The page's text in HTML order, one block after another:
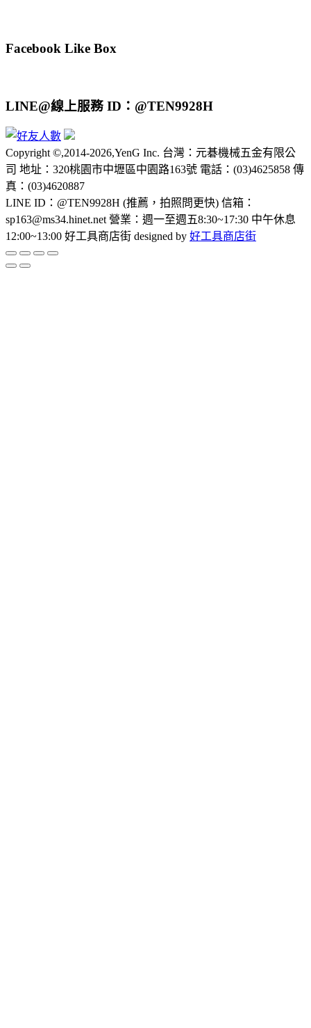
Facebook Like Box
LINE@線上服務 ID：@TEN9928H
Copyright ©,2014-2026,YenG Inc. 台灣：元碁機械五金有限公
司 地址：320桃園市中壢區中園路163號 電話：(03)4625858 傳
真：(03)4620887
LINE ID：@TEN9928H (推薦，拍照問更快) 信箱：
sp163@ms34.hinet.net 營業：週一至週五8:30~17:30 中午休息
12:00~13:00 好工具商店街 designed by 好工具商店街